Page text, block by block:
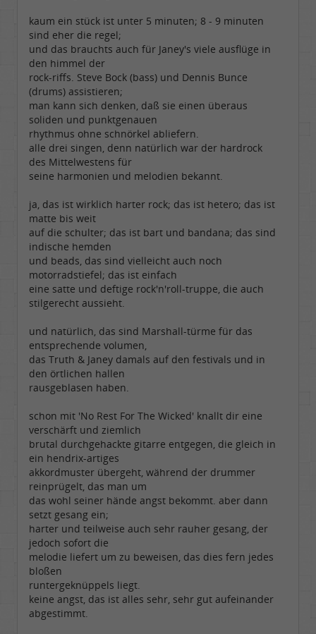
kaum ein stück ist unter 5 minuten; 8 - 9 minuten
sind eher die regel;
und das brauchts auch für Janey's viele ausflüge in
den himmel der
rock-riffs. Steve Bock (bass) und Dennis Bunce
(drums) assistieren;
man kann sich denken, daß sie einen überaus
soliden und punktgenauen
rhythmus ohne schnörkel abliefern.
alle drei singen, denn natürlich war der hardrock
des Mittelwestens für
seine harmonien und melodien bekannt.
ja, das ist wirklich harter rock; das ist hetero; das ist
matte bis weit
auf die schulter; das ist bart und bandana; das sind
indische hemden
und beads, das sind vielleicht auch noch
motorradstiefel; das ist einfach
eine satte und deftige rock'n'roll-truppe, die auch
stilgerecht aussieht.
und natürlich, das sind Marshall-türme für das
entsprechende volumen,
das Truth & Janey damals auf den festivals und in
den örtlichen hallen
rausgeblasen haben.
schon mit 'No Rest For The Wicked' knallt dir eine
verschärft und ziemlich
brutal durchgehackte gitarre entgegen, die gleich in
ein hendrix-artiges
akkordmuster übergeht, während der drummer
reinprügelt, das man um
das wohl seiner hände angst bekommt. aber dann
setzt gesang ein;
harter und teilweise auch sehr rauher gesang, der
jedoch sofort die
melodie liefert um zu beweisen, das dies fern jedes
bloßen
runtergeknüppels liegt.
keine angst, das ist alles sehr, sehr gut aufeinander
abgestimmt.